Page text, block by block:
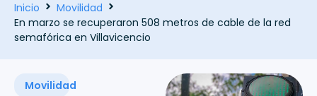
Inicio
Movilidad
En marzo se recuperaron 508 metros de cable de la red
semafórica en Villavicencio
Movilidad